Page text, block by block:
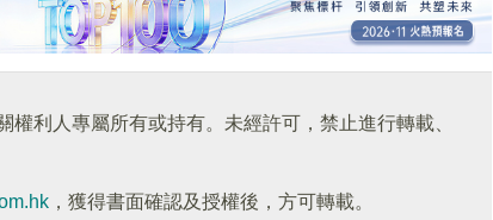
利人專屬所有或持有。未經許可，禁止進行轉載、
，獲得書面確認及授權後，方可轉載。